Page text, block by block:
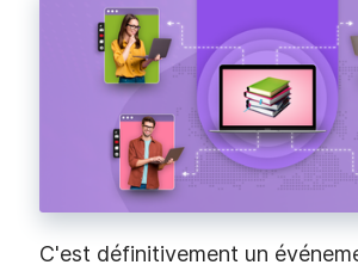
C'est définitivement un